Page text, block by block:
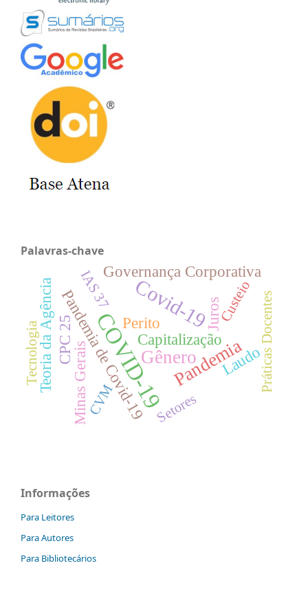
Palavras-chave
COVID-19
Covid-19
GêneroPandemia
Pandemia de Covid-19Capitalização
Juros
Laudo
Perito
Minas Gerais
CPC 25
Teoria da Agência
Governança Corporativa
Custeio
Tecnologia
Setores
Práticas Docentes
IAS 37
CVM
Informações
Para Leitores
Para Autores
Para Bibliotecários